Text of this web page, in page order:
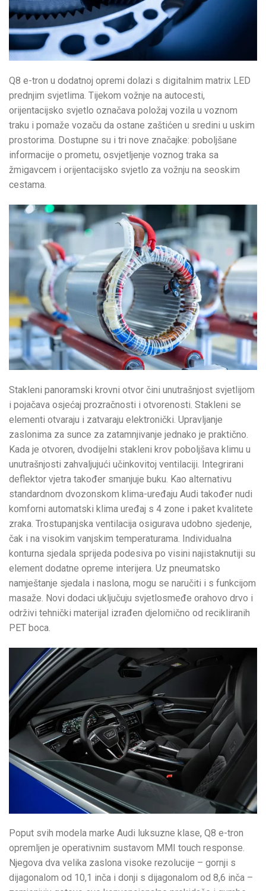
Q8 e-tron u dodatnoj opremi dolazi s digitalnim matrix LED
prednjim svjetlima. Tijekom vožnje na autocesti,
orijentacijsko svjetlo označava položaj vozila u voznom
traku i pomaže vozaču da ostane zaštićen u sredini u uskim
prostorima. Dostupne su i tri nove značajke: poboljšane
informacije o prometu, osvjetljenje voznog traka sa
žmigavcem i orijentacijsko svjetlo za vožnju na seoskim
cestama.
Stakleni panoramski krovni otvor čini unutrašnjost svjetlijom
i pojačava osjećaj prozračnosti i otvorenosti. Stakleni se
elementi otvaraju i zatvaraju elektronički. Upravljanje
zaslonima za sunce za zatamnjivanje jednako je praktično.
Kada je otvoren, dvodijelni stakleni krov poboljšava klimu u
unutrašnjosti zahvaljujući učinkovitoj ventilaciji. Integrirani
deflektor vjetra također smanjuje buku. Kao alternativu
standardnom dvozonskom klima-uređaju Audi također nudi
komforni automatski klima uređaj s 4 zone i paket kvalitete
zraka. Trostupanjska ventilacija osigurava udobno sjedenje,
čak i na visokim vanjskim temperaturama. Individualna
konturna sjedala sprijeda podesiva po visini najistaknutiji su
element dodatne opreme interijera. Uz pneumatsko
namještanje sjedala i naslona, mogu se naručiti i s funkcijom
masaže. Novi dodaci uključuju svjetlosmeđe orahovo drvo i
održivi tehnički materijal izrađen djelomično od recikliranih
PET boca.
Poput svih modela marke Audi luksuzne klase, Q8 e-tron
opremljen je operativnim sustavom MMI touch response.
Njegova dva velika zaslona visoke rezolucije – gornji s
dijagonalom od 10,1 inča i donji s dijagonalom od 8,6 inča –